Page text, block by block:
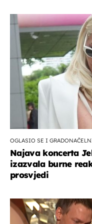
OGLASIO SE I
Najava koncerta
izazvala burne
prosvjedi